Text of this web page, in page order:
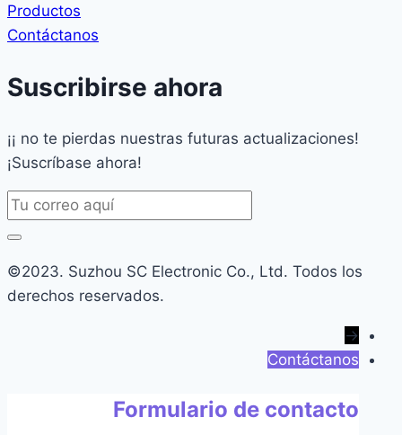
Productos
Contáctanos
Suscribirse ahora
¡¡ no te pierdas nuestras futuras actualizaciones!
¡Suscríbase ahora!
©2023. Suzhou SC Electronic Co., Ltd. Todos los
derechos reservados.
→
Contáctanos
Formulario de contacto